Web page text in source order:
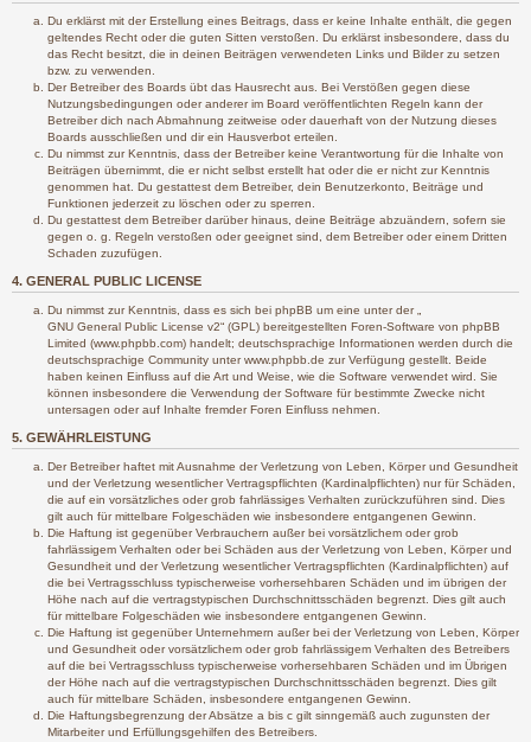
Du erklärst mit der Erstellung eines Beitrags, dass er keine Inhalte enthält, die gegen
geltendes Recht oder die guten Sitten verstoßen. Du erklärst insbesondere, dass du
das Recht besitzt, die in deinen Beiträgen verwendeten Links und Bilder zu setzen
bzw. zu verwenden.
Der Betreiber des Boards übt das Hausrecht aus. Bei Verstößen gegen diese
Nutzungsbedingungen oder anderer im Board veröffentlichten Regeln kann der
Betreiber dich nach Abmahnung zeitweise oder dauerhaft von der Nutzung dieses
Boards ausschließen und dir ein Hausverbot erteilen.
Du nimmst zur Kenntnis, dass der Betreiber keine Verantwortung für die Inhalte von
Beiträgen übernimmt, die er nicht selbst erstellt hat oder die er nicht zur Kenntnis
genommen hat. Du gestattest dem Betreiber, dein Benutzerkonto, Beiträge und
Funktionen jederzeit zu löschen oder zu sperren.
Du gestattest dem Betreiber darüber hinaus, deine Beiträge abzuändern, sofern sie
gegen o. g. Regeln verstoßen oder geeignet sind, dem Betreiber oder einem Dritten
Schaden zuzufügen.
4. GENERAL PUBLIC LICENSE
Du nimmst zur Kenntnis, dass es sich bei phpBB um eine unter der „
GNU General Public License v2“ (GPL) bereitgestellten Foren-Software von phpBB
Limited (www.phpbb.com) handelt; deutschsprachige Informationen werden durch die
deutschsprachige Community unter www.phpbb.de zur Verfügung gestellt. Beide
haben keinen Einfluss auf die Art und Weise, wie die Software verwendet wird. Sie
können insbesondere die Verwendung der Software für bestimmte Zwecke nicht
untersagen oder auf Inhalte fremder Foren Einfluss nehmen.
5. GEWÄHRLEISTUNG
Der Betreiber haftet mit Ausnahme der Verletzung von Leben, Körper und Gesundheit
und der Verletzung wesentlicher Vertragspflichten (Kardinalpflichten) nur für Schäden,
die auf ein vorsätzliches oder grob fahrlässiges Verhalten zurückzuführen sind. Dies
gilt auch für mittelbare Folgeschäden wie insbesondere entgangenen Gewinn.
Die Haftung ist gegenüber Verbrauchern außer bei vorsätzlichem oder grob
fahrlässigem Verhalten oder bei Schäden aus der Verletzung von Leben, Körper und
Gesundheit und der Verletzung wesentlicher Vertragspflichten (Kardinalpflichten) auf
die bei Vertragsschluss typischerweise vorhersehbaren Schäden und im übrigen der
Höhe nach auf die vertragstypischen Durchschnittsschäden begrenzt. Dies gilt auch
für mittelbare Folgeschäden wie insbesondere entgangenen Gewinn.
Die Haftung ist gegenüber Unternehmern außer bei der Verletzung von Leben, Körper
und Gesundheit oder vorsätzlichem oder grob fahrlässigem Verhalten des Betreibers
auf die bei Vertragsschluss typischerweise vorhersehbaren Schäden und im Übrigen
der Höhe nach auf die vertragstypischen Durchschnittsschäden begrenzt. Dies gilt
auch für mittelbare Schäden, insbesondere entgangenen Gewinn.
Die Haftungsbegrenzung der Absätze a bis c gilt sinngemäß auch zugunsten der
Mitarbeiter und Erfüllungsgehilfen des Betreibers.